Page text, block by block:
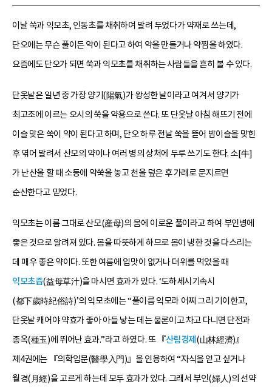
이날 쑥과 익모초, 인동초를 채취하여 말려 두었다가 약재로 쓰는데,
단오에는 무슨 풀이든 약이 된다고 하여 약을 만들거나 약찜을 하였다.
요즘에도 단오가 되면 쑥과 익모초를 채취하는 사람들을 흔히 볼 수 있다.
단옷날은 일년 중 가장 양기(陽氣)가 왕성한 날이라고 여겨서 양기가
최고조에 이르는 오시의 쑥을 약용으로 쓴다. 또 단옷날 아침 해뜨기 전에
이슬 맞은 쑥이 약이 된다고 하며, 단오 하루 전날 쑥을 뜯어 밤이슬을 맞힌
후 엮어 말려서 산모의 약이나 여러 병의 상처에 두루 쓰기도 한다. 소[牛]
가 난산을 할 때 소등에 약쑥을 놓고 천을 덮은 후 가래로 문지르면
순산한다고 믿었다.
익모초는 이름 그대로 산모(産母)의 몸에 이로운 풀이라고 하여 부인병에
좋은 것으로 알려져 있다. 몸을 따뜻하게 하므로 몸이 냉한 것을 다스리는
데 매우 좋은 약이다. 또한 여름에 입맛이 없거나 더위를 먹었을 때
익모초즙(益母草汁)을 마시면 효과가 있다. ‘도하세시기속시
(都下歲時紀俗詩)’의 익모초에는 “풀이름 익모라 어찌 그리 기이한고,
단옷날 캐어야 약효가 좋아 아들 낳는 데는 물론이고 차고 다니면 단전과
종옥(種玉)에 뛰어난 효과.”라고 하였다. 또 『산림경제 (山林經濟)』
제4권에는 『의학입문(醫學入門)』을 인용하여 “자식을 얻고 싶거나
월경(月經)을 고르게 하는데 모두 효과가 있다. 그래서 부인(婦人)의 선약